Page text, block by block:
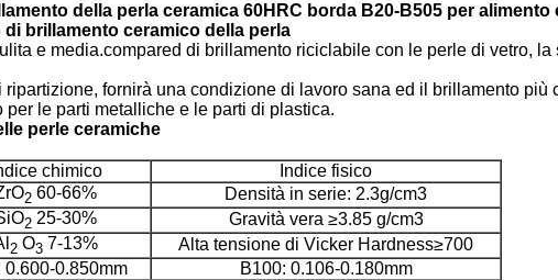
della perla ceramica 60HRC borda B20-B505 per
brillamento ceramico della perla
e media.compared di brillamento riciclabile con le perle di vetro,
fornirà una condizione di lavoro sana ed il brillamento più
per le parti metalliche e le parti di plastica.
perle ceramiche
chimico Indice fisico
2 60-66%
Densità in serie: 2.3g/cm3
2 25-30%
Gravità vera ≥3.85 g/cm3
2 O3 7-13% Alta tensione di Vicker Hardness≥700
0.600-0.850mm
B100: 0.106-0.180mm